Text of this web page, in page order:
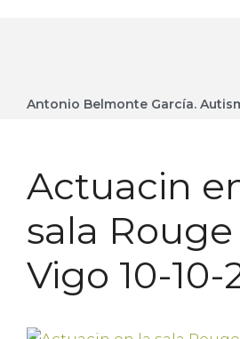
Antonio Belmonte García.
Actuacin
sala
Vigo 10-10-